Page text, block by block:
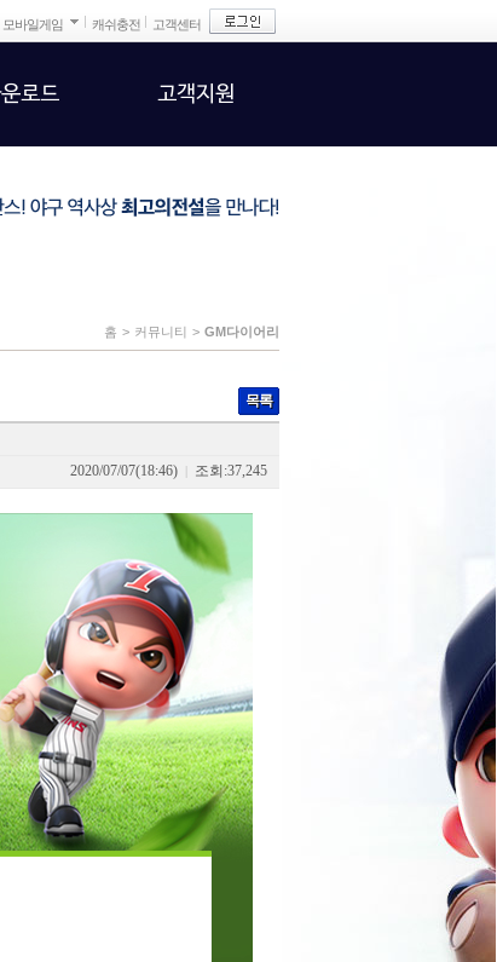
모바일게임 캐쉬충전 고객센터
로드 고객지원
홈 > 커뮤니티 > GM다이어리
목록
2020/07/07(18:46) | 조회:37,245